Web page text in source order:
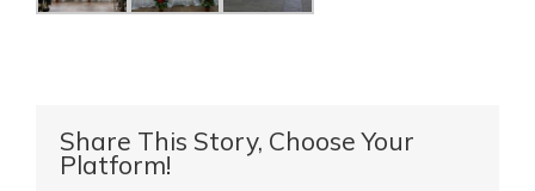
Share This Story, Choose Your
Platform!